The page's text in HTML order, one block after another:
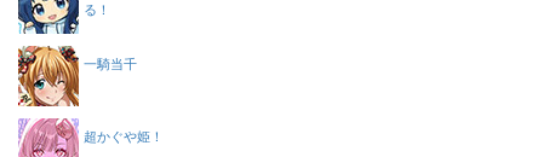
る！
一騎当千
超かぐや姫！